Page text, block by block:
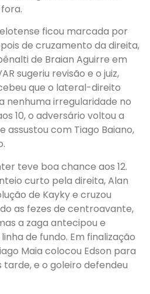
ficou marcada por
de cruzamento da direita,
de Braian Aguirre em
sugeriu revisão e o juiz,
que o lateral-direito
nenhuma irregularidade no
10, o adversário voltou a
assustou com Tiago Baiano,
teve boa chance aos 12.
curto pela direita, Alan
de Kayky e cruzou
as fezes de centroavante,
a zaga antecipou e
de fundo. Em finalização
Maia colocou Edson para
e o goleiro defendeu